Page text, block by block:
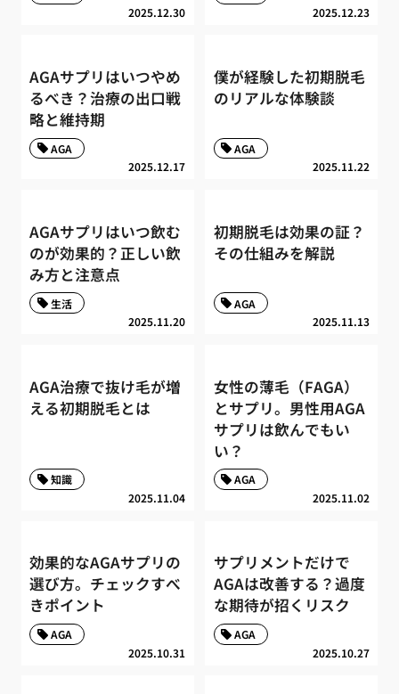
2025.12.30 2025.12.23
AGAサプリはいつやめ
るべき？治療の出口戦
略と維持期
2025.12.17
AGA
僕が経験した初期脱毛
のリアルな体験談
2025.11.22
AGA
AGAサプリはいつ飲む
のが効果的？正しい飲
み方と注意点
2025.11.20
生活
初期脱毛は効果の証？
その仕組みを解説
2025.11.13
AGA
AGA治療で抜け毛が増
える初期脱毛とは
2025.11.04
知識
女性の薄毛（FAGA）
とサプリ。男性用AGA
サプリは飲んでもい
い？
2025.11.02
AGA
効果的なAGAサプリの
選び方。チェックすべ
きポイント
2025.10.31
AGA
サプリメントだけで
AGAは改善する？過度
な期待が招くリスク
2025.10.27
AGA